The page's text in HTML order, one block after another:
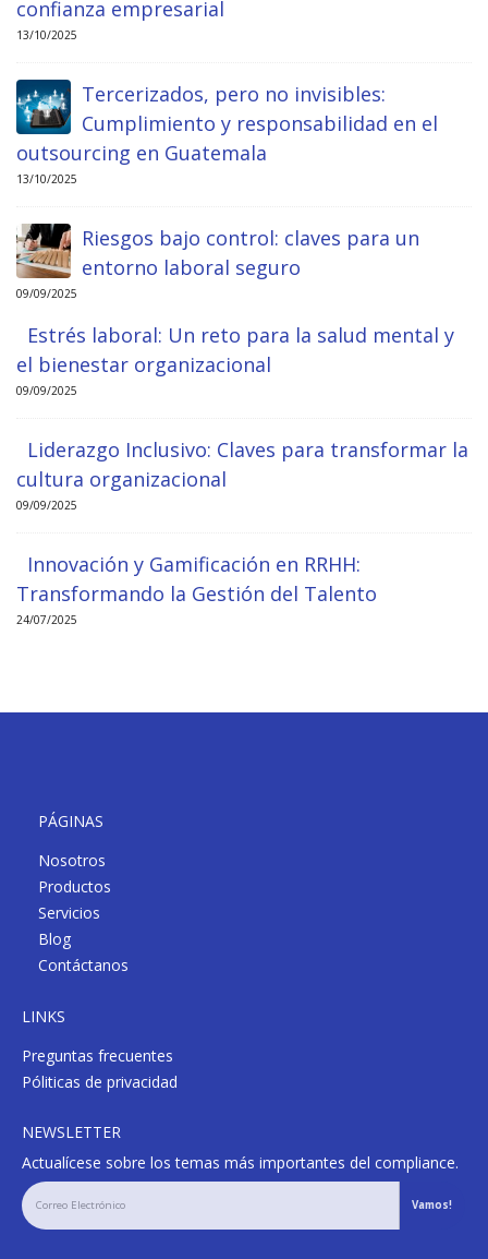
confianza empresarial
13/10/2025
Tercerizados, pero no invisibles:
Cumplimiento y responsabilidad en el
outsourcing en Guatemala
13/10/2025
Riesgos bajo control: claves para un
entorno laboral seguro
09/09/2025
Estrés laboral: Un reto para la salud mental y
el bienestar organizacional
09/09/2025
Liderazgo Inclusivo: Claves para transformar la
cultura organizacional
09/09/2025
Innovación y Gamificación en RRHH:
Transformando la Gestión del Talento
24/07/2025
PÁGINAS
Nosotros
Productos
Servicios
Blog
Contáctanos
LINKS
Preguntas frecuentes
Póliticas de privacidad
NEWSLETTER
Actualícese sobre los temas más importantes del compliance.